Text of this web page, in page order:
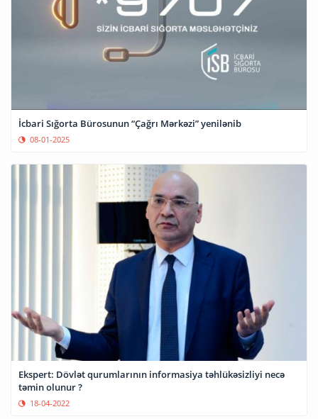
İcbari Sığorta Bürosunun “Çağrı Mərkəzi” yenilənib
08-01-2025
Ekspert: Dövlət qurumlarının informasiya təhlükəsizliyi necə
təmin olunur ?
18-04-2022